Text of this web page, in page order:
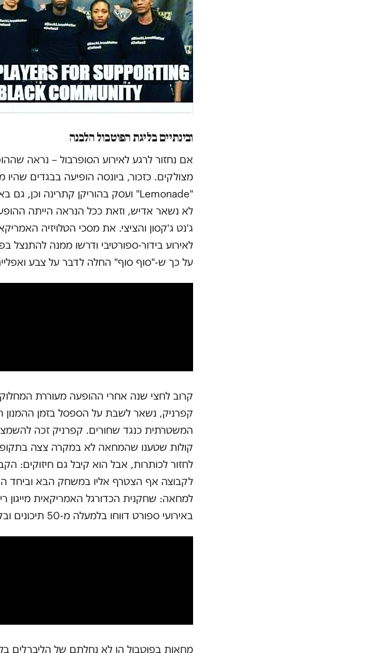
ובינתיים בליגת הפוטבול הלבנה
אם נחזור לרגע לאירוע הסופרבול – נראה
מצולקים. כזכור, ביונסה הופיעה בבגדים
"
Lemonade" ועסק בהוריקן קתרינה וכן, גם
לא נשאר אדיש, וזאת ככל הנראה הייתה
ג'נט ג'קסון והציצי. את מסכי הטלויזיה
לאירוע בידור-ספורטיבי ודרשו ממנה
על כך ש-"סוף סוף" החלה לדבר על צבע
קרוב לחצי שנה אחרי ההופעה מעוררת
קפרניק, נשאר לשבת על הספסל בזמן ההמנון
המשטרתית כנגד שחורים. קפרניק זכה
קולות שטענו שהמחאה לא במקרה צצה בתקופה
לחזור לכותרות, אבל הוא קיבל גם חיזוקים:
לקבוצה אף הצטרף אליו במשחק הבא וביחד הם
למחאה: שחקנית הכדורגל האמריקאית מייגון
באירועי ספורט דווחו בלמעלה מ-50 תיכונים ובקרוב ל-40 מכללות ברחבי ארצות הברית.
מחאות בפוטבול הן לא נחלתם של הליברלים